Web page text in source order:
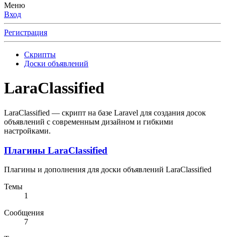
Меню
Вход
Регистрация
Скрипты
Доски объявлений
LaraClassified
LaraClassified — скрипт на базе Laravel для создания досок
объявлений с современным дизайном и гибкими
настройками.
Плагины LaraClassified
Плагины и дополнения для доски объявлений LaraClassified
Темы
1
Сообщения
7